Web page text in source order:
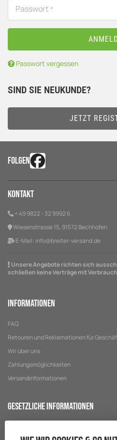
Passwort *
Passwort vergessen
SIND SIE NEUKUNDE?
JETZT
FOLGEN
Kontakt
+ 49 9822 - 32 9992 6
Wiesenstrasse 15, 91572 Bechhofen
E-Mail: info@breiter-versand.de
Unsere Angebote richten sich
schließen keine Verträge mit
Informationen
FAQ
Retouren und Reklamationen für
Wir über uns
Zahlungsmöglichkeiten
Versandinformationen
Gesetzliche Informationen